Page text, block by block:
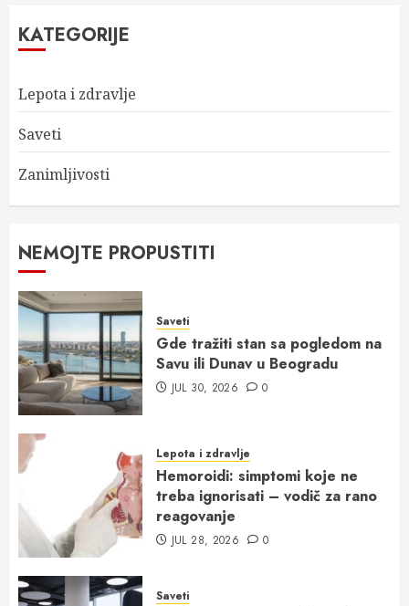
KATEGORIJE
Lepota i zdravlje
Saveti
Zanimljivosti
NEMOJTE PROPUSTITI
Saveti
Gde tražiti stan sa pogledom na
Savu ili Dunav u Beogradu
JUL 30, 2026 0
Lepota i zdravlje
Hemoroidi: simptomi koje ne
treba ignorisati – vodič za rano
reagovanje
JUL 28, 2026 0
Saveti